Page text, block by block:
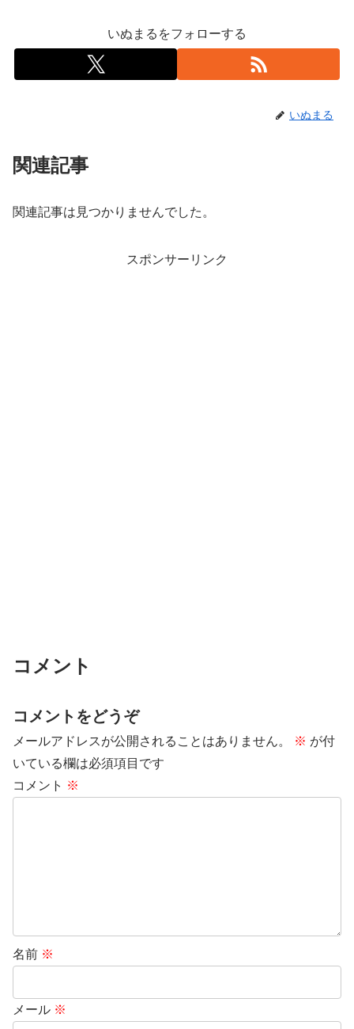
いぬまるをフォローする
いぬまる
関連記事
関連記事は見つかりませんでした。
スポンサーリンク
コメント
コメントをどうぞ
メールアドレスが公開されることはありません。 ※ が付
いている欄は必須項目です
コメント ※
名前 ※
メール ※